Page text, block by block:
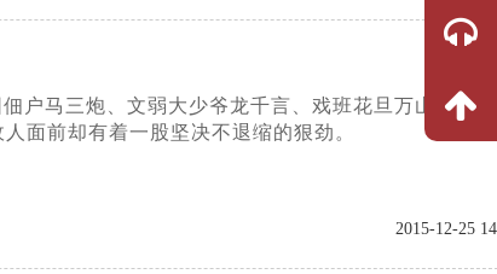
户马三炮、文弱大少爷龙千言、戏班花旦万山红、
面前却有着一股坚决不退缩的狠劲。
2015-12-25